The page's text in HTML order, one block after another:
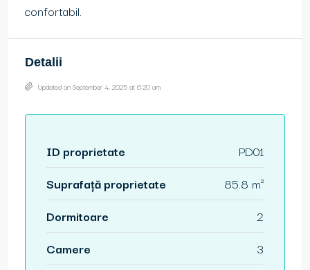
confortabil.
Detalii
Updated on September 4, 2025 at 6:20 am
ID proprietate
PD01
Suprafață proprietate
85.8 m²
Dormitoare
2
Camere
3